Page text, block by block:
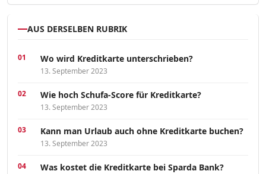
AUS DERSELBEN RUBRIK
Wo wird Kreditkarte unterschrieben?
13. September 2023
Wie hoch Schufa-Score für Kreditkarte?
13. September 2023
Kann man Urlaub auch ohne Kreditkarte buchen?
13. September 2023
Was kostet die Kreditkarte bei Sparda Bank?